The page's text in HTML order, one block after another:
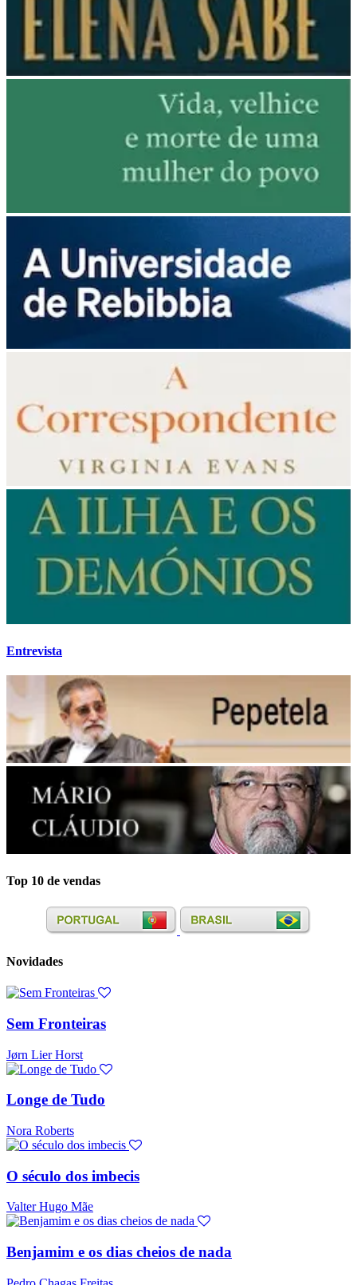
Entrevista
Top 10 de vendas
Novidades
Sem Fronteiras
Jørn Lier Horst
Longe de Tudo
Nora Roberts
O século dos imbecis
Valter Hugo Mãe
Benjamim e os dias cheios de nada